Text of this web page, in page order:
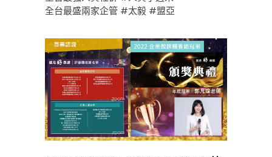
全台最盛兩家企管 #太毅 #盟亞